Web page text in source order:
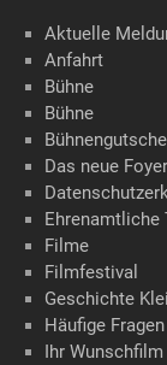
Aktuelle
Anfahrt
Bühne
Bühne
Das neue Foyer
Ehrenamtliche
Filme
Filmfestival
Geschichte
Häufige Fragen
Ihr Wunschfilm